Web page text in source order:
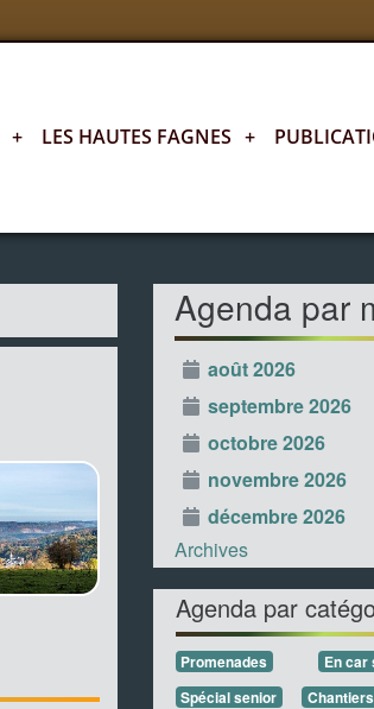
+ LES HAUTES FAGNES +
Agenda par
août 2026
septembre 2026
octobre 2026
novembre 2026
décembre 2026
Archives
Agenda par
Promenades
En car
Spécial senior